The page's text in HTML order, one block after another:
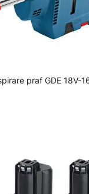
praf GDE 18V-